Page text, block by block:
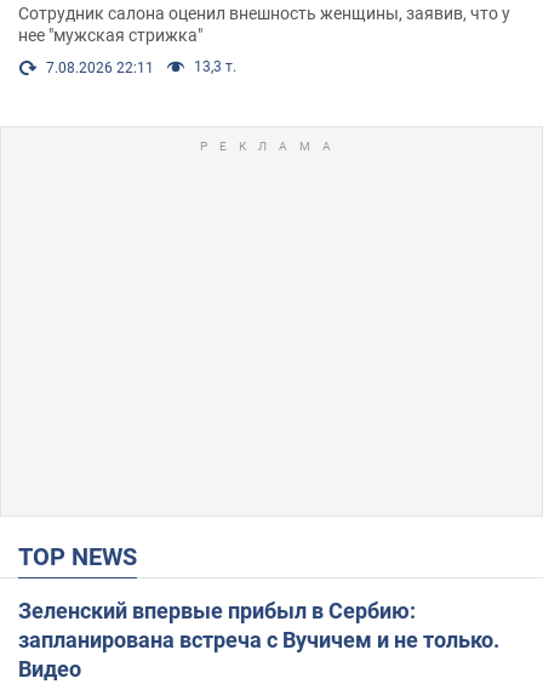
Сотрудник салона оценил внешность женщины, заявив, что у
нее "мужская стрижка"
7.08.2026 22:11 13,3 т.
TOP NEWS
Зеленский впервые прибыл в Сербию:
запланирована встреча с Вучичем и не только.
Видео